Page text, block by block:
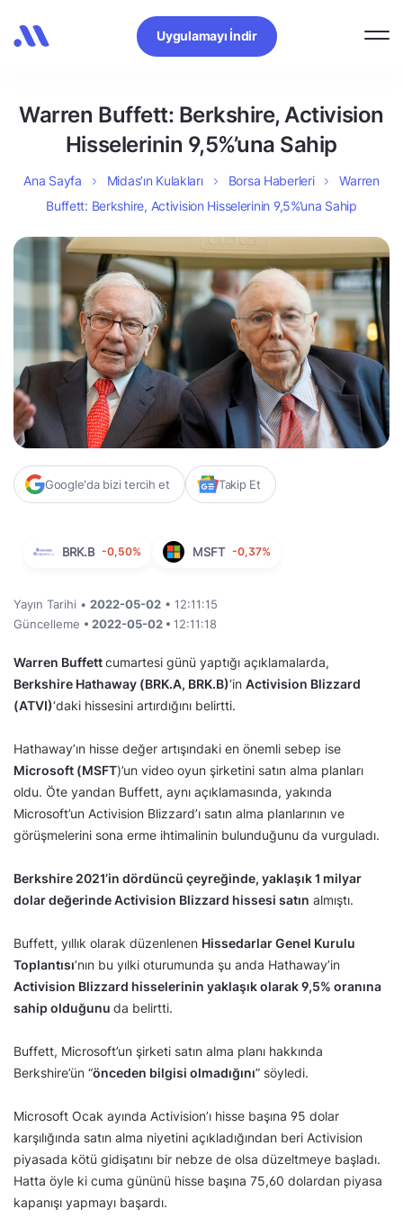
Uygulamayı İndir
Warren Buffett: Berkshire, Activision
Hisselerinin 9,5%’una Sahip
Ana Sayfa Midas’ın Kulakları Borsa Haberleri
Warren
Buffett: Berkshire, Activision Hisselerinin 9,5%’una Sahip
Google'da bizi tercih et Takip Et
BRK.B -0,50% MSFT -0,37%
Yayın Tarihi • 2022-05-02 • 12:11:15
Güncelleme • 2022-05-02 • 12:11:18
Warren Buffettcumartesi günü yaptığı açıklamalarda,
Berkshire Hathaway (BRK.A, BRK.B)‘in Activision Blizzard
(ATVI)‘daki hissesini artırdığını belirtti.
Hathaway’ın hisse değer artışındaki en önemli sebep ise
Microsoft (MSFT)’un video oyun şirketini satın alma planları
oldu. Öte yandan Buffett, aynı açıklamasında, yakında
Microsoft’un Activision Blizzard’ı satın alma planlarının ve
görüşmelerini sona erme ihtimalinin bulunduğunu da vurguladı.
Berkshire 2021’in dördüncü çeyreğinde, yaklaşık 1 milyar
dolar değerinde Activision Blizzard hissesi satın almıştı.
Buffett, yıllık olarak düzenlenen Hissedarlar Genel Kurulu
Toplantısı’nın bu yılki oturumunda şu anda Hathaway’in
Activision Blizzard hisselerinin yaklaşık olarak 9,5% oranına
sahip olduğunu da belirtti.
Buffett, Microsoft’un şirketi satın alma planı hakkında
Berkshire’ün “önceden bilgisi olmadığını” söyledi.
Microsoft Ocak ayında Activision’ı hisse başına 95 dolar
karşılığında satın alma niyetini açıkladığından beri Activision
piyasada kötü gidişatını bir nebze de olsa düzeltmeye başladı.
Hatta öyle ki cuma gününü hisse başına 75,60 dolardan piyasa
kapanışı yapmayı başardı.